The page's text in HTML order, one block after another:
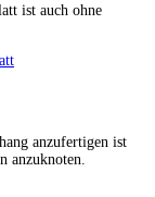
ist auch ohne
anzufertigen ist
anzuknoten.